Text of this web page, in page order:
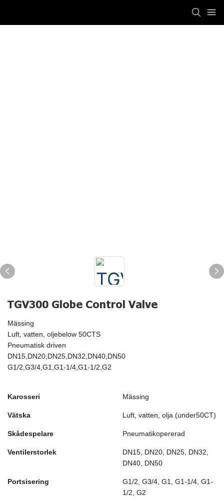
TGV300 Globe Control Valve
Mässing
Luft, vatten, oljebelow 50CTS
Pneumatisk driven
DN15,DN20,DN25,DN32,DN40,DN50
G1/2,G3/4,G1,G1-1/4,G1-1/2,G2
Karosseri Mässing
Vätska Luft, vatten, olja (under50CT)
Skådespelare Pneumatikopererad
Ventilerstorlek
DN15, DN20, DN25, DN32,
DN40, DN50
Portsisering
G1/2, G3/4, G1, G1-1/4, G1-
1/2, G2